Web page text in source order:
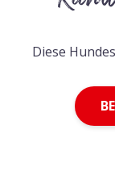
Diese